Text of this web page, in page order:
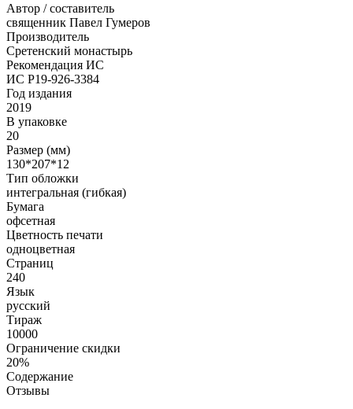
Автор / составитель
священник Павел Гумеров
Производитель
Сретенский монастырь
Рекомендация ИС
ИС Р19-926-3384
Год издания
2019
В упаковке
20
Размер (мм)
130*207*12
Тип обложки
интегральная (гибкая)
Бумага
офсетная
Цветность печати
одноцветная
Страниц
240
Язык
русский
Тираж
10000
Ограничение скидки
20%
Содержание
Отзывы